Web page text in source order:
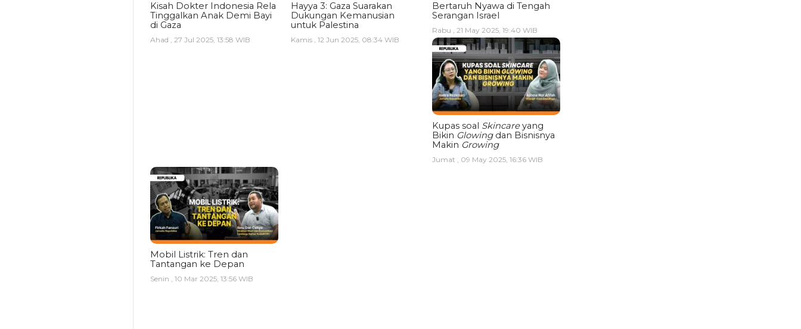
Kisah Dokter Indonesia Rela
Tinggalkan Anak Demi Bayi
di Gaza
Ahad , 27 Jul 2025, 13:58 WIB
Hayya 3: Gaza Suarakan
Dukungan Kemanusian
untuk Palestina
Kamis , 12 Jun 2025, 08:34 WIB
Bertaruh Nyawa di Tengah
Serangan Israel
Rabu , 21 May 2025, 19:40 WIB
Kupas soal Skincareyang
Bikin Glowingdan Bisnisnya
Makin Growing
Jumat , 09 May 2025, 16:36 WIB
Mobil Listrik: Tren dan
Tantangan ke Depan
Senin , 10 Mar 2025, 13:56 WIB